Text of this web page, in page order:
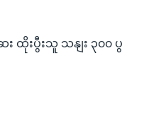
ထိုးပွီးသူ သနျး ၃၀၀ ပွ